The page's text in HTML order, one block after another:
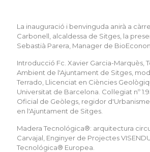
La inauguració i benvinguda anirà a
Carbonell, alcaldessa de Sitges, la
Sebastià Parera, Manager de
Introducció Fc. Xavier Garcia-Marquès,
Ambient de l'Ajuntament de Sitges,
Terrado, Llicenciat en Ciències
Universitat de Barcelona. Col·legiat nº
Oficial de Geòlegs, regidor d'Urbanisme
en l'Ajuntament de Sitges.
Madera Tecnológica®: arquitectura
Carvajal, Enginyer de Projectes
Tecnológica® Europea.